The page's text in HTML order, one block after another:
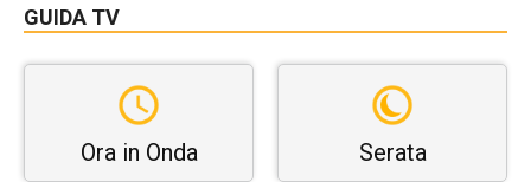
GUIDA TV
Ora in Onda Serata